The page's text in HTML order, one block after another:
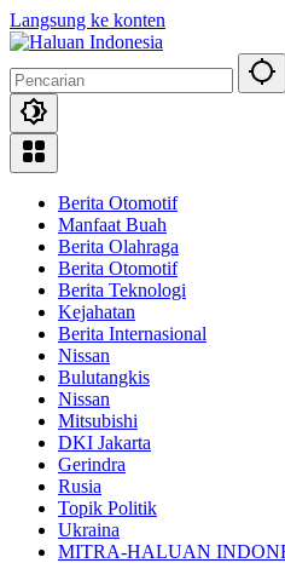
Langsung ke konten
Berita Otomotif
Manfaat Buah
Berita Olahraga
Berita Otomotif
Berita Teknologi
Kejahatan
Berita Internasional
Nissan
Bulutangkis
Nissan
Mitsubishi
DKI Jakarta
Gerindra
Rusia
Topik Politik
Ukraina
MITRA-HALUAN